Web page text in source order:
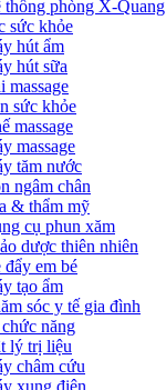
thống phòng X-Quang
sức khỏe
hút ẩm
hút sữa
massage
sức khỏe
massage
massage
tăm nước
ngâm chân
& thẩm mỹ
cụ phun xăm
dược thiên nhiên
đẩy em bé
tạo ẩm
sóc y tế gia đình
năng
lý trị liệu
châm cứu
xung điện